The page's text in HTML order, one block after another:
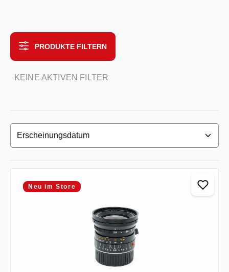
PRODUKTE FILTERN
KEINE AKTIVEN FILTER
Neu im Store